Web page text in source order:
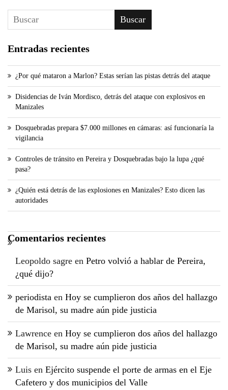
Buscar
Entradas recientes
¿Por qué mataron a Marlon? Estas serían las pistas detrás del ataque
Disidencias de Iván Mordisco, detrás del ataque con explosivos en
Manizales
Dosquebradas prepara $7.000 millones en cámaras: así funcionaría la
vigilancia
Controles de tránsito en Pereira y Dosquebradas bajo la lupa ¿qué
pasa?
¿Quién está detrás de las explosiones en Manizales? Esto dicen las
autoridades
Comentarios recientes
Leopoldo sagre en Petro volvió a hablar de Pereira,
¿qué dijo?
periodista en Hoy se cumplieron dos años del hallazgo
de Marisol, su madre aún pide justicia
Lawrence en Hoy se cumplieron dos años del hallazgo
de Marisol, su madre aún pide justicia
Luis en Ejército suspende el porte de armas en el Eje
Cafetero y dos municipios del Valle